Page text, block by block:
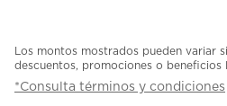
Los montos mostrados pueden variar
descuentos, promociones o beneficios
*Consulta términos y condiciones